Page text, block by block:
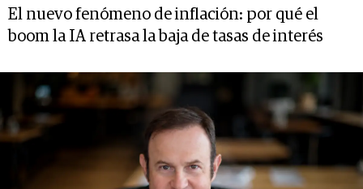
El nuevo fenómeno de inflación: por qué el
boom la IA retrasa la baja de tasas de interés